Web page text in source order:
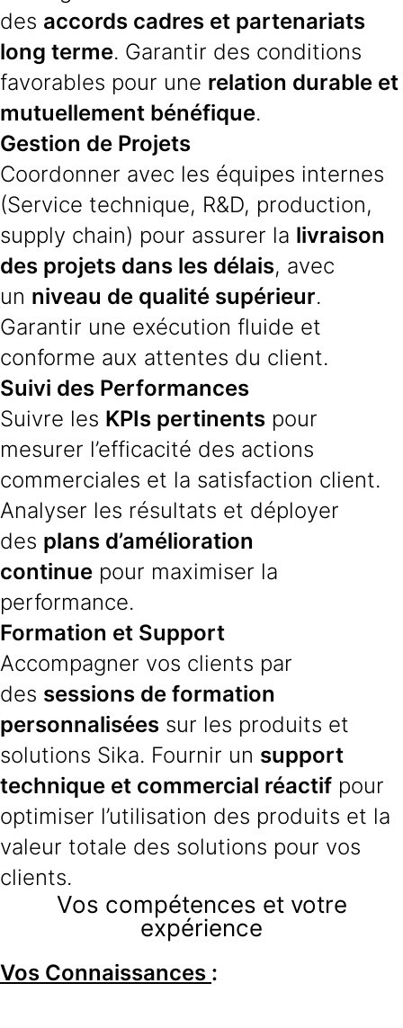
des accords cadres et partenariats
long terme. Garantir des conditions
favorables pour une relation durable et
mutuellement bénéfique.
Gestion de Projets
Coordonner avec les équipes internes
(Service technique, R&D, production,
supply chain) pour assurer la livraison
des projets dans les délais, avec
un niveau de qualité supérieur.
Garantir une exécution fluide et
conforme aux attentes du client.
Suivi des Performances
Suivre les KPIs pertinents pour
mesurer l’efficacité des actions
commerciales et la satisfaction client.
Analyser les résultats et déployer
des plans d’amélioration
continue pour maximiser la
performance.
Formation et Support
Accompagner vos clients par
des sessions de formation
personnalisées sur les produits et
solutions Sika. Fournir un support
technique et commercial réactif pour
optimiser l’utilisation des produits et la
valeur totale des solutions pour vos
clients.
Vos compétences et votre
expérience
Vos Connaissances :